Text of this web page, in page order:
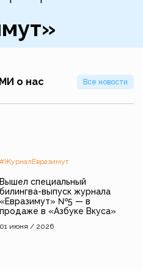
о нас Все новости
#ЖурналЕвразимут
Вышел специальный
билингва-выпуск журнала
«Евразимут» №5 — в
продаже в «Азбуке Вкуса»
01 июня / 2026